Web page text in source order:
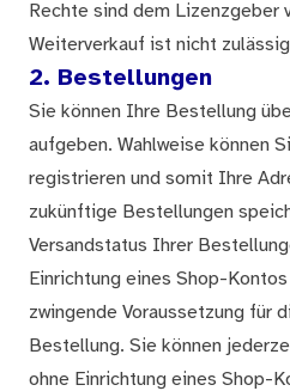
Rechte sind dem Lizenzgeber
Weiterverkauf ist nicht
2. Bestellungen
Sie können Ihre Bestellung
aufgeben. Wahlweise können
registrieren und somit Ihre
zukünftige Bestellungen
Versandstatus Ihrer
Einrichtung eines Shop-
zwingende Voraussetzung für
Bestellung. Sie können
ohne Einrichtung eines Shop-